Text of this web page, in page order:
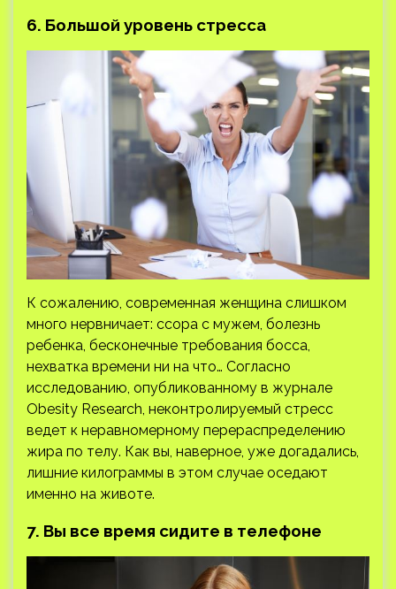
6. Большой уровень стресса
К сожалению, современная женщина слишком
много нервничает: ссора с мужем, болезнь
ребенка, бесконечные требования босса,
нехватка времени ни на что… Согласно
исследованию, опубликованному в журнале
Obesity Research, неконтролируемый стресс
ведет к неравномерному перераспределению
жира по телу. Как вы, наверное, уже догадались,
лишние килограммы в этом случае оседают
именно на животе.
7. Вы все время сидите в телефоне